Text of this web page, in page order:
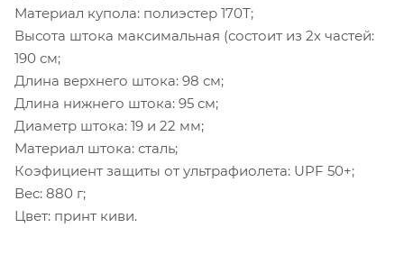
Материал купола: полиэстер 170Т;
Высота штока максимальная (состоит из 2х частей:
190 см;
Длина верхнего штока: 98 см;
Длина нижнего штока: 95 см;
Диаметр штока: 19 и 22 мм;
Материал штока: сталь;
Коэфициент защиты от ультрафиолета: UPF 50+;
Вес: 880 г;
Цвет: принт киви.